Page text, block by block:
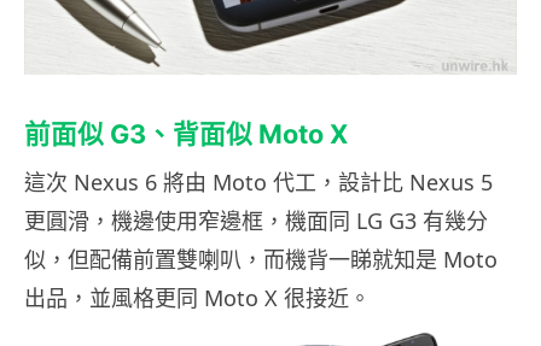
前面似 G3、背面似 Moto X
這次 Nexus 6 將由 Moto 代工，設計比 Nexus 5
更圓滑，機邊使用窄邊框，機面同 LG G3 有幾分
似，但配備前置雙喇叭，而機背一睇就知是 Moto
出品，並風格更同 Moto X 很接近。